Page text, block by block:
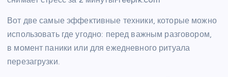
Вот две самые эффективные техники, которые можно
использовать где угодно: перед важным разговором,
в момент паники или для ежедневного ритуала
перезагрузки.